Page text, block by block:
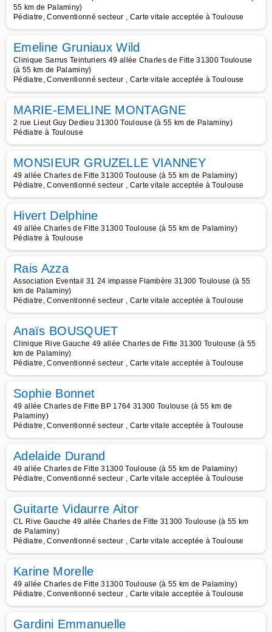
55 km de Palaminy)
Pédiatre, Conventionné secteur , Carte vitale acceptée à Toulouse
Emeline Gruniaux Wild
Clinique Sarrus Teinturiers 49 allée Charles de Fitte 31300 Toulouse
(à 55 km de Palaminy)
Pédiatre, Conventionné secteur , Carte vitale acceptée à Toulouse
MARIE-EMELINE MONTAGNE
2 rue Lieut Guy Dedieu 31300 Toulouse (à 55 km de Palaminy)
Pédiatre à Toulouse
MONSIEUR GRUZELLE VIANNEY
49 allée Charles de Fitte 31300 Toulouse (à 55 km de Palaminy)
Pédiatre, Conventionné secteur , Carte vitale acceptée à Toulouse
Hivert Delphine
49 allée Charles de Fitte 31300 Toulouse (à 55 km de Palaminy)
Pédiatre à Toulouse
Rais Azza
Association Eventail 31 24 impasse Flambère 31300 Toulouse (à 55
km de Palaminy)
Pédiatre, Conventionné secteur , Carte vitale acceptée à Toulouse
Anaïs BOUSQUET
Clinique Rive Gauche 49 allée Charles de Fitte 31300 Toulouse (à 55
km de Palaminy)
Pédiatre, Conventionné secteur , Carte vitale acceptée à Toulouse
Sophie Bonnet
49 allée Charles de Fitte BP 1764 31300 Toulouse (à 55 km de
Palaminy)
Pédiatre, Conventionné secteur , Carte vitale acceptée à Toulouse
Adelaide Durand
49 allée Charles de Fitte 31300 Toulouse (à 55 km de Palaminy)
Pédiatre, Conventionné secteur , Carte vitale acceptée à Toulouse
Guitarte Vidaurre Aitor
CL Rive Gauche 49 allée Charles de Fitte 31300 Toulouse (à 55 km
de Palaminy)
Pédiatre, Conventionné secteur , Carte vitale acceptée à Toulouse
Karine Morelle
49 allée Charles de Fitte 31300 Toulouse (à 55 km de Palaminy)
Pédiatre, Conventionné secteur , Carte vitale acceptée à Toulouse
Gardini Emmanuelle